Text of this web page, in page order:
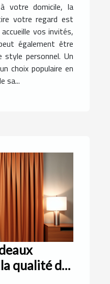
votre domicile, la
votre regard est
vos invités,
également être
personnel. Un
choix populaire en
sa...
qualité du